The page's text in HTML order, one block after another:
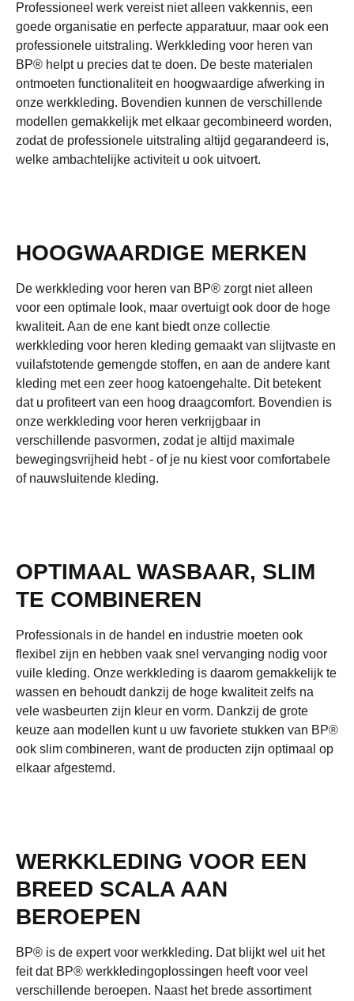
Professioneel werk vereist niet alleen vakkennis, een
goede organisatie en perfecte apparatuur, maar ook een
professionele uitstraling. Werkkleding voor heren van
BP® helpt u precies dat te doen. De beste materialen
ontmoeten functionaliteit en hoogwaardige afwerking in
onze werkkleding. Bovendien kunnen de verschillende
modellen gemakkelijk met elkaar gecombineerd worden,
zodat de professionele uitstraling altijd gegarandeerd is,
welke ambachtelijke activiteit u ook uitvoert.
HOOGWAARDIGE MERKEN
De werkkleding voor heren van BP® zorgt niet alleen
voor een optimale look, maar overtuigt ook door de hoge
kwaliteit. Aan de ene kant biedt onze collectie
werkkleding voor heren kleding gemaakt van slijtvaste en
vuilafstotende gemengde stoffen, en aan de andere kant
kleding met een zeer hoog katoengehalte. Dit betekent
dat u profiteert van een hoog draagcomfort. Bovendien is
onze werkkleding voor heren verkrijgbaar in
verschillende pasvormen, zodat je altijd maximale
bewegingsvrijheid hebt - of je nu kiest voor comfortabele
of nauwsluitende kleding.
OPTIMAAL WASBAAR, SLIM
TE COMBINEREN
Professionals in de handel en industrie moeten ook
flexibel zijn en hebben vaak snel vervanging nodig voor
vuile kleding. Onze werkkleding is daarom gemakkelijk te
wassen en behoudt dankzij de hoge kwaliteit zelfs na
vele wasbeurten zijn kleur en vorm. Dankzij de grote
keuze aan modellen kunt u uw favoriete stukken van BP®
ook slim combineren, want de producten zijn optimaal op
elkaar afgestemd.
WERKKLEDING VOOR EEN
BREED SCALA AAN
BEROEPEN
BP® is de expert voor werkkleding. Dat blijkt wel uit het
feit dat BP® werkkledingoplossingen heeft voor veel
verschillende beroepen. Naast het brede assortiment